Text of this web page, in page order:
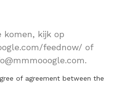
kijk op
feednow/ of
.
of agreement between the